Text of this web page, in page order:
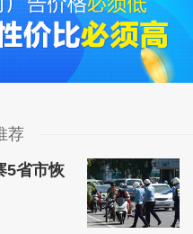
荐
5省市恢